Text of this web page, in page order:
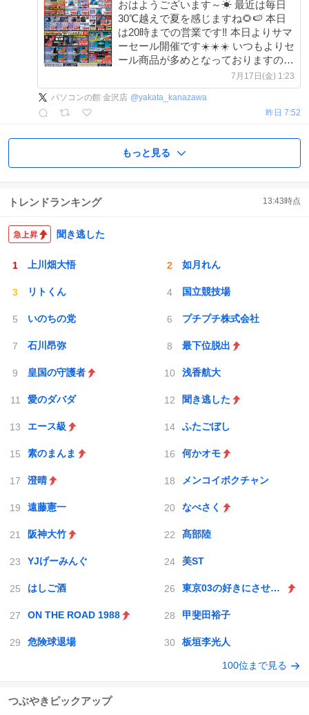
おはようございます～☀ 最近は毎日
30℃越えで夏を感じますね🌻🍉 本日
は20時までの営業です‼️ 本日よりサマ
ーセール開催です☀️☀️☀️ いつもよりセ
ール商品が多めとなっておりますの
で、 気になる商品がありましたら ぜ
ひ当店へご来店ください🏃💨💨💨 ＃
パソコンの館金沢店 #ZOA
7月17日(金) 1:23
パソコンの館 金沢店 @yakata_kanazawa
昨日 7:52
もっと見る
トレンドランキング 13:43時点
聞き逃した
上川畑大悟 如月れん
リトくん 国立競技場
いのちの党 プチプチ株式会社
石川昂弥 最下位脱出
皇国の守護者 浅香航大
愛のダバダ 聞き逃した
エース級 ふたごぼし
素のまんま 何かオモ
澄晴 メンコイボクチャン
遠藤憲一 なべさく
阪神大竹 髙部陸
YJげーみんぐ 美ST
はしご酒 東京03の好きにさせるかッ
ON THE ROAD 1988 甲斐田裕子
危険球退場 板垣李光人
100位まで見る
つぶやきピックアップ